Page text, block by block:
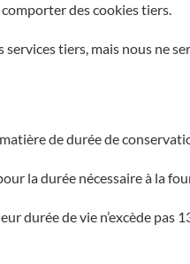
des cookies tiers.
tiers, mais nous ne
de durée de
la durée nécessaire à la
durée de vie n’excède